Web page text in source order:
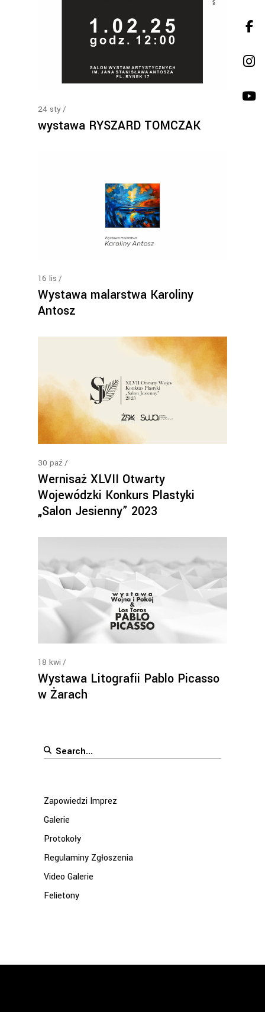
24 sty
wystawa RYSZARD TOMCZAK
16 lis
Wystawa malarstwa Karoliny
Antosz
30 paź
Wernisaż XLVII Otwarty
Wojewódzki Konkurs Plastyki
„Salon Jesienny” 2023
18 kwi
Wystawa Litografii Pablo Picasso
w Żarach
Search
Zapowiedzi Imprez
Galerie
Protokoły
Regulaminy Zgłoszenia
Video Galerie
Felietony